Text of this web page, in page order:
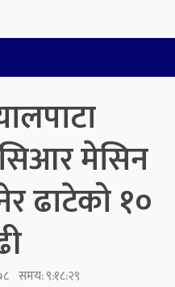
मेसिन
ढाटेको १०
समय: ९:१८:२९